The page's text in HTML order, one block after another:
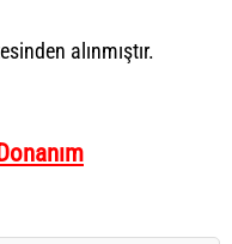
alınmıştır.